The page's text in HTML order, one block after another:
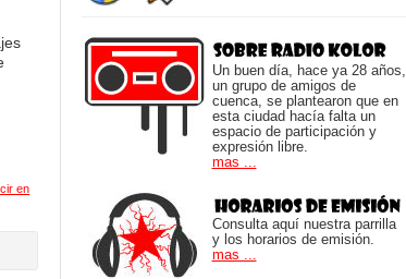
en
Un buen día, hace ya 28 años,
un grupo de amigos de
cuenca, se plantearon que en
esta ciudad hacía falta un
espacio de participación y
expresión libre.
mas ...
Consulta aquí nuestra parrilla
y los horarios de emisión.
mas ...